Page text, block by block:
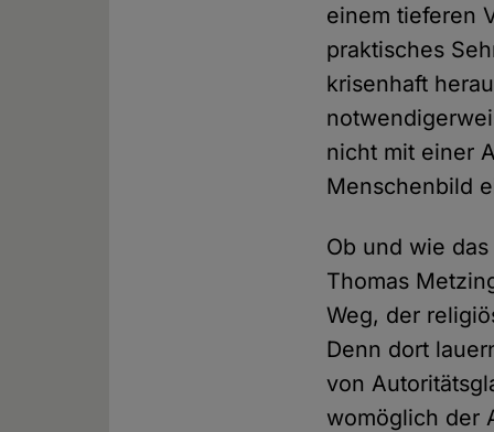
einem tieferen
praktisches
krisenhaft
nicht mit einer
Menschenbild
Ob und wie
Thomas
Weg, der
Denn dort
von
womöglich der